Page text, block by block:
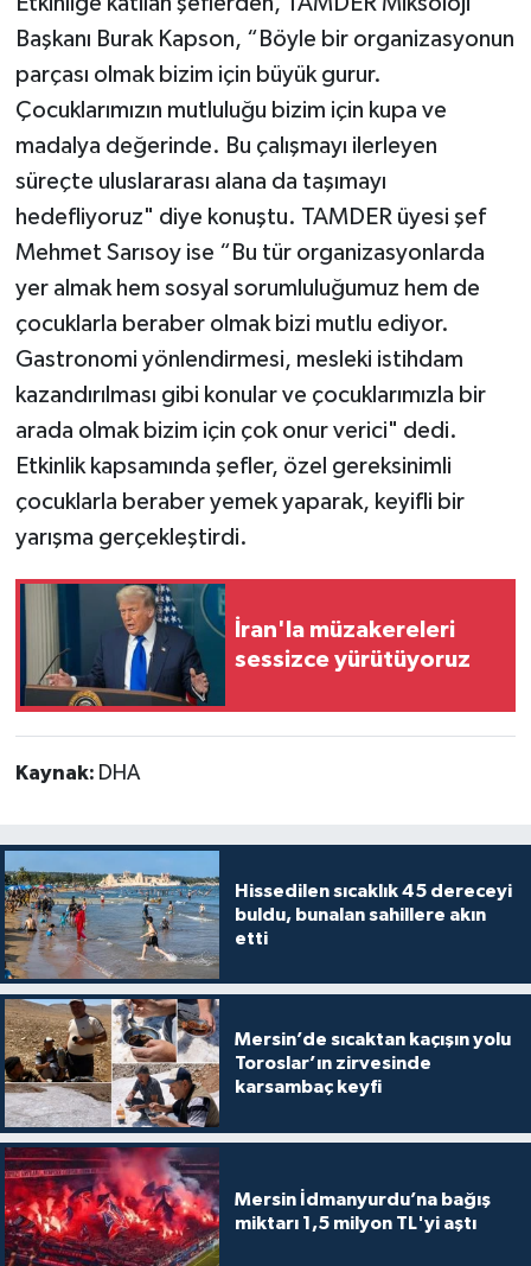
Başkanı Burak Kapson, “Böyle bir organizasyonun
parçası olmak bizim için büyük gurur.
Çocuklarımızın mutluluğu bizim için kupa ve
madalya değerinde. Bu çalışmayı ilerleyen
süreçte uluslararası alana da taşımayı
hedefliyoruz" diye konuştu. TAMDER üyesi şef
Mehmet Sarısoy ise “Bu tür organizasyonlarda
yer almak hem sosyal sorumluluğumuz hem de
çocuklarla beraber olmak bizi mutlu ediyor.
Gastronomi yönlendirmesi, mesleki istihdam
kazandırılması gibi konular ve çocuklarımızla bir
arada olmak bizim için çok onur verici" dedi.
Etkinlik kapsamında şefler, özel gereksinimli
çocuklarla beraber yemek yaparak, keyifli bir
yarışma gerçekleştirdi.
İran'la müzakereleri
sessizce yürütüyoruz
Kaynak: DHA
Hissedilen sıcaklık 45 dereceyi
buldu, bunalan sahillere akın
etti
Mersin’de sıcaktan kaçışın yolu
Toroslar’ın zirvesinde
karsambaç keyfi
Mersin İdmanyurdu’na bağış
miktarı 1,5 milyon TL'yi aştı